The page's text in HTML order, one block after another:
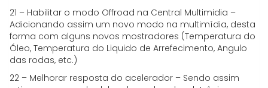
21 – Habilitar o modo Offroad na Central Multimidia –
Adicionando assim um novo modo na multimídia, desta
forma com alguns novos mostradores (Temperatura do
Óleo, Temperatura do Liquido de Arrefecimento, Angulo
das rodas, etc.)
22 – Melhorar resposta do acelerador – Sendo assim